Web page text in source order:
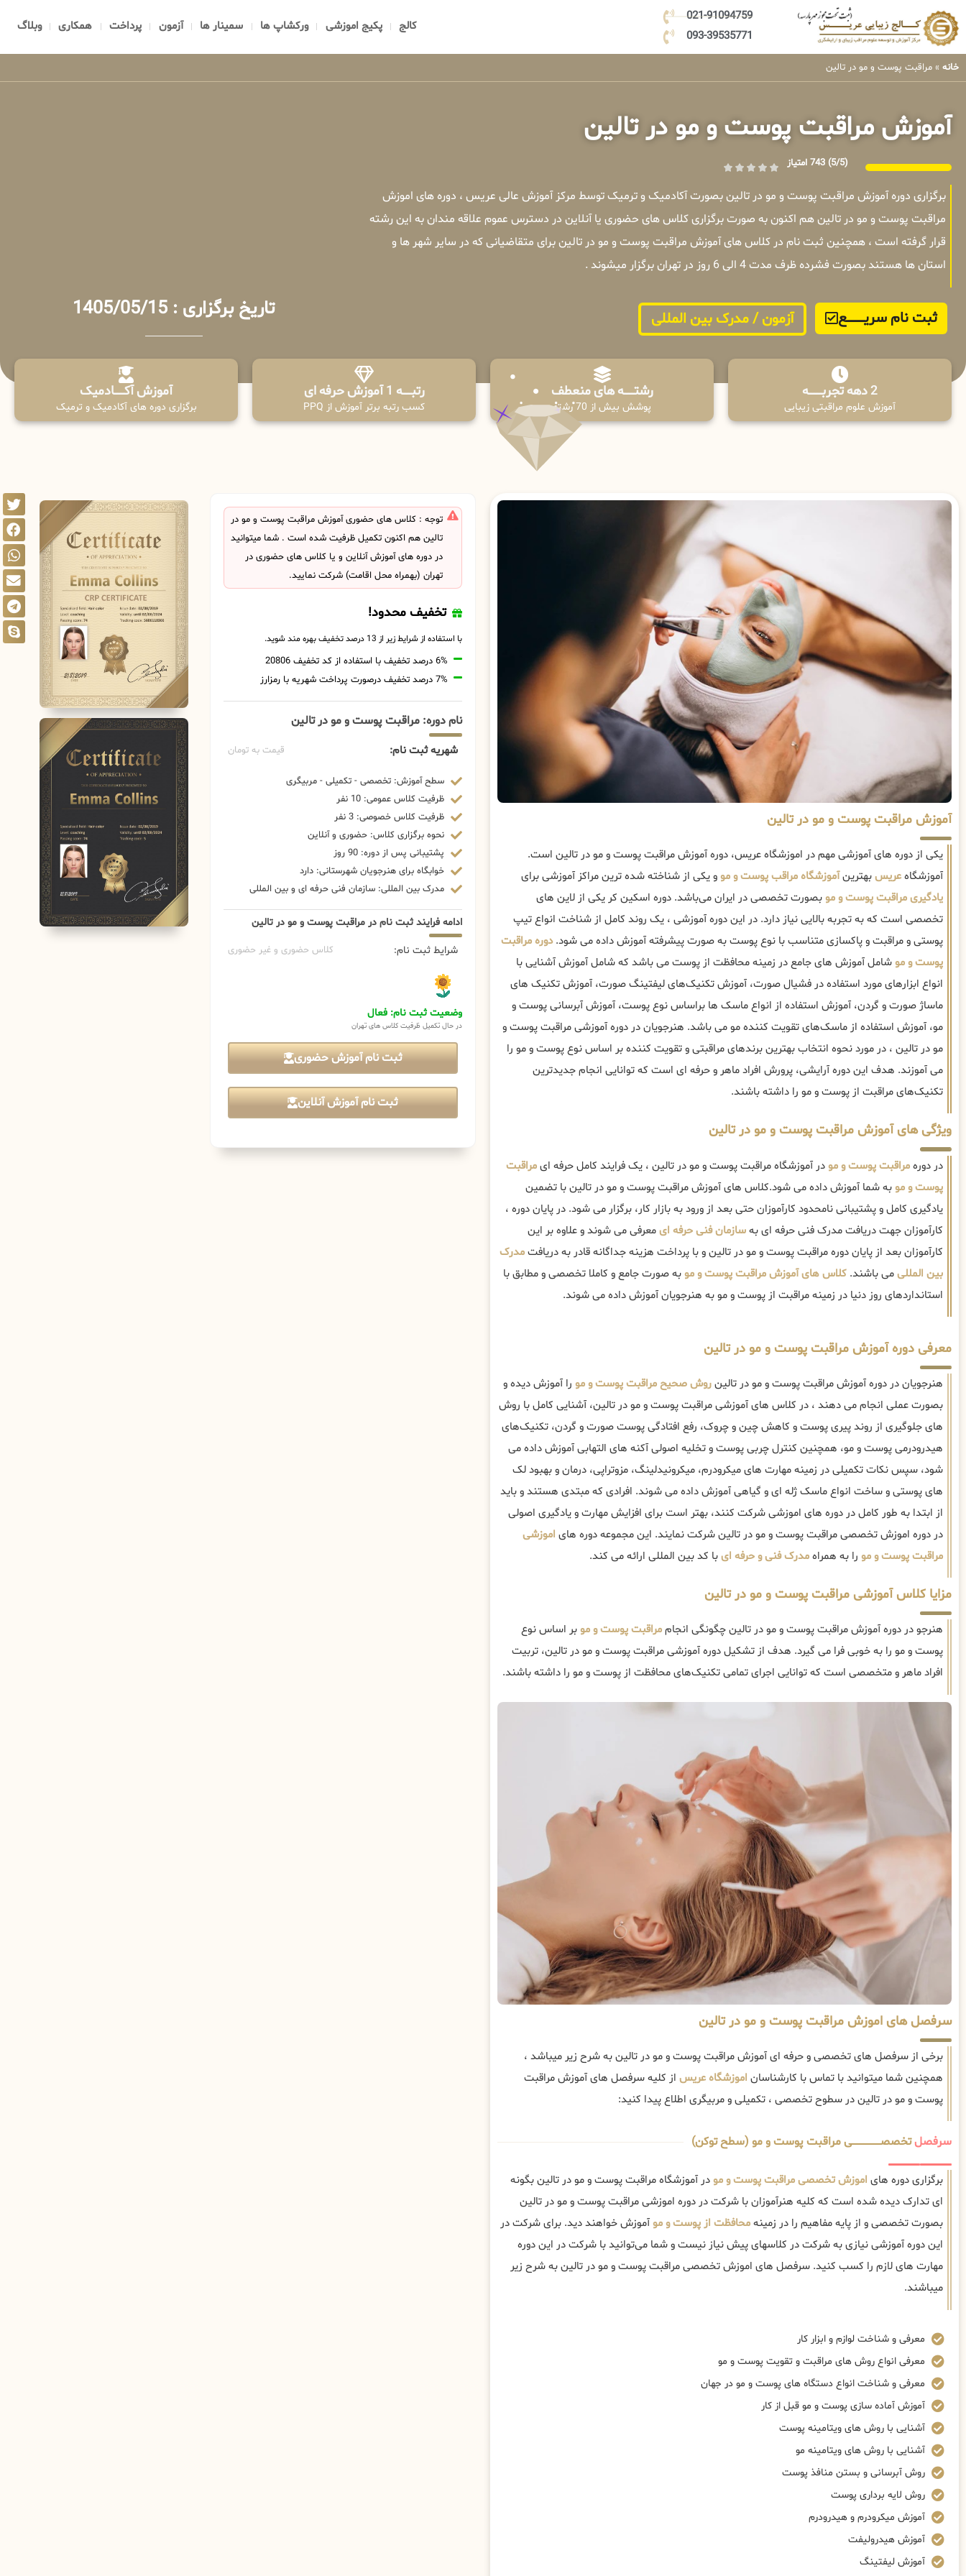
021-91094759
093-39535771
کالج پکیج اموزشی ورکشاپ ها سمینار ها آزمون پرداخت همکاری وبلاگ
خانه » مراقبت پوست و مو در تالین
آموزش مراقبت پوست و مو در تالین
(5/5) 743 امتیاز
برگزاری دوره آموزش مراقبت پوست و مو در تالین بصورت آکادمیک و ترمیک توسط مرکز آموزش عالی عریس ، دوره های اموزش
مراقبت پوست و مو در تالین هم اکنون به صورت برگزاری کلاس های حضوری یا آنلاین در دسترس عموم علاقه مندان به این رشته
قرار گرفته است ، همچنین ثبت نام در کلاس های آموزش مراقبت پوست و مو در تالین برای متقاضیانی که در سایر شهر ها و
استان ها هستند بصورت فشرده ظرف مدت 4 الی 6 روز در تهران برگزار میشوند .
ثبت نام سریــــــــــــع آزمون / مدرک بین المللی تاریخ برگزاری : 1405/05/15
2 دهه تجربـــــــــه
آموزش علوم مراقبتی زیبایی
رشتـــــــه های منعطف
پوشش بیش از 70 رشته
رتبــــــه 1 آموزش حرفه ای
کسب رتبه برتر آموزش از PPQ
آموزش آکـــــــادمیک
برگزاری دوره های آکادمیک و ترمیک
آموزش مراقبت پوست و مو در تالین
یکی از دوره های آموزشی مهم در اموزشگاه عریس، دوره آموزش مراقبت پوست و مو در تالین است.
آموزشگاهعریسبهترینآموزشگاه مراقب پوست و موو یکی از شناخته شده ترین مراکز آموزشی برای
یادگیری مراقبت پوست و موبصورت تخصصی در ایران می‌باشد. دوره اسکین کر یکی از لاین های
تخصصی است که به تجربه بالایی نیاز دارد. در این دوره آموزشی ، یک روند کامل از شناخت انواع تیپ
پوستی و مراقبت و پاکسازی متناسب با نوع پوست به صورت پیشرفته آموزش داده می شود.دوره مراقبت
پوست و موشامل آموزش های جامع در زمینه محافظت از پوست می باشد که شامل آموزش آشنایی با
انواع ابزارهای مورد استفاده در فشیال صورت، آموزش تکنیک‌های لیفتینگ صورت، آموزش تکنیک های
ماساژ صورت و گردن، آموزش استفاده از انواع ماسک ها براساس نوع پوست، آموزش آبرسانی پوست و
مو، آموزش استفاده از ماسک‌های تقویت کننده مو می باشد. هنرجویان در دوره آموزشی مراقبت پوست و
مو در تالین ، در مورد نحوه انتخاب بهترین برندهای مراقبتی و تقویت کننده بر اساس نوع پوست و مو را
می آموزند. هدف این دوره آرایشی، پرورش افراد ماهر و حرفه ای است که توانایی انجام جدیدترین
تکنیک‌های مراقبت از پوست و مو را داشته باشند.
ویژگی های آموزش مراقبت پوست و مو در تالین
در دورهمراقبت پوست و مودر آموزشگاه مراقبت پوست و مو در تالین ، یک فرایند کامل حرفه ایمراقبت
پوست و موبه شما آموزش داده می شود.کلاس های آموزش مراقبت پوست و مو در تالین با تضمین
یادگیری کامل و پشتیبانی نامحدود کارآموزان حتی بعد از ورود به بازار کار، برگزار می شود. در پایان دوره ،
کارآموزان جهت دریافت مدرک فنی حرفه ای بهسازمان فنی حرفه ایمعرفی می شوند و علاوه بر این
کارآموزان بعد از پایان دوره مراقبت پوست و مو در تالین و با پرداخت هزینه جداگانه قادر به دریافتمدرک
بین المللیمی باشند. کلاس های آموزش مراقبت پوست و موبه صورت جامع و کاملا تخصصی و مطابق با
استانداردهای روز دنیا در زمینه مراقبت از پوست و مو به هنرجویان آموزش داده می شوند.
معرفی دوره آموزش مراقبت پوست و مو در تالین
هنرجویان در دوره آموزش مراقبت پوست و مو در تالینروش صحیح مراقبت پوست و مو را آموزش دیده و
بصورت عملی انجام می دهند ، در کلاس های آموزشی مراقبت پوست و مو در تالین، آشنایی کامل با روش
های جلوگیری از روند پیری پوست و کاهش چین و چروک، رفع افتادگی پوست صورت و گردن، تکنیک‌های
هیدرودرمی پوست و مو، همچنین کنترل چربی پوست و تخلیه اصولی آکنه های التهابی آموزش داده می
شود، سپس نکات تکمیلی در زمینه مهارت های میکرودرم، میکرونیدلینگ، مزوتراپی، درمان و بهبود لک
های پوستی و ساخت انواع ماسک ژله ای و گیاهی آموزش داده می شوند. افرادی که مبتدی هستند و باید
از ابتدا به طور کامل در دوره های اموزشی شرکت کنند، بهتر است برای افزایش مهارت و یادگیری اصولی
در دوره اموزش تخصصی مراقبت پوست و مو در تالین شرکت نمایند. این مجموعه دوره های اموزشی
مراقبت پوست و مو را به همراهمدرک فنی و حرفه ایبا کد بین المللی ارائه می کند.
مزایا کلاس آموزشی مراقبت پوست و مو در تالین
هنرجو در دوره آموزش مراقبت پوست و مو در تالین چگونگی انجاممراقبت پوست و موبر اساس نوع
پوست و مو را به خوبی فرا می گیرد. هدف از تشکیل دوره آموزشی مراقبت پوست و مو در تالین، تربیت
افراد ماهر و متخصصی است که توانایی اجرای تمامی تکنیک‌های محافظت از پوست و مو را داشته باشند.
سرفصل های اموزش مراقبت پوست و مو در تالین
برخی از سرفصل های تخصصی و حرفه ای آموزش مراقبت پوست و مو در تالین به شرح زیر میباشد ،
همچنین شما میتوانید با تماس با کارشناسان اموزشگاه عریس از کلیه سرفصل های آموزش مراقبت
پوست و مو در تالین در سطوح تخصصی ، تکمیلی و مربیگری اطلاع پیدا کنید:
سرفصلتخصصــــــــــــــــــــی مراقبت پوست و مو (سطح توکن)
برگزاری دوره های اموزش تخصصی مراقبت پوست و مودر آموزشگاه مراقبت پوست و مو در تالین بگونه
ای تدارک دیده شده است که کلیه هنرآموزان با شرکت در دوره اموزشی مراقبت پوست و مو در تالین
بصورت تخصصی و از پایه مفاهیم را در زمینهمحافظت از پوست و موآموزش خواهند دید. برای شرکت در
این دوره آموزشی نیازی به شرکت در کلاسهای پیش نیاز نیست و شما می‌توانید با شرکت در این دوره
مهارت های لازم را کسب کنید. سرفصل های اموزش تخصصی مراقبت پوست و مو در تالین به شرح زیر
میباشند.
معرفی و شناخت لوازم و ابزار کار
معرفی انواع روش های مراقبت و تقویت پوست و مو
معرفی و شناخت انواع دستگاه های پوست و مو در جهان
آموزش آماده سازی پوست و مو قبل از کار
آشنایی با روش های ویتامینه پوست
آشنایی با روش های ویتامینه مو
روش آبرسانی و بستن منافذ پوست
روش لایه برداری پوست
آموزش میکرودرم و هیدرودرم
آموزش هیدرولیفت
آموزش لیفتینگ
توجه : کلاس های حضوری آموزش مراقبت پوست و مو در
تالین هم اکنون تکمیل ظرفیت شده است . شما میتوانید
در دوره های آموزش آنلاین و یا کلاس های حضوری در
تهران (بهمراه محل اقامت) شرکت نمایید.
تخفیف محدود!
با استفاده از شرایط زیر از 13 درصد تخفیف بهره مند شوید.
6% درصد تخفیف با استفاده از کد تخفیف 20806
7% درصد تخفیف درصورت پرداخت شهریه با رمزارز
نام دوره: مراقبت پوست و مو در تالین
شهریه ثبت نام: قیمت به تومان
سطح آموزش: تخصصی - تکمیلی - مربیگری
ظرفیت کلاس عمومی: 10 نفر
ظرفیت کلاس خصوصی: 3 نفر
نحوه برگزاری کلاس: حضوری و آنلاین
پشتیبانی پس از دوره: 90 روز
خوابگاه برای هنرجویان شهرستانی: دارد
مدرک بین المللی: سازمان فنی حرفه ای و بین المللی
ادامه فرایند ثبت نام در مراقبت پوست و مو در تالین
شرایط ثبت نام: کلاس حضوری و غیر حضوری
وضعیت ثبت نام: فعال
در حال تکمیل ظرفیت کلاس های تهران
ثبت نام آموزش حضوری
ثبت نام آموزش آنلاین